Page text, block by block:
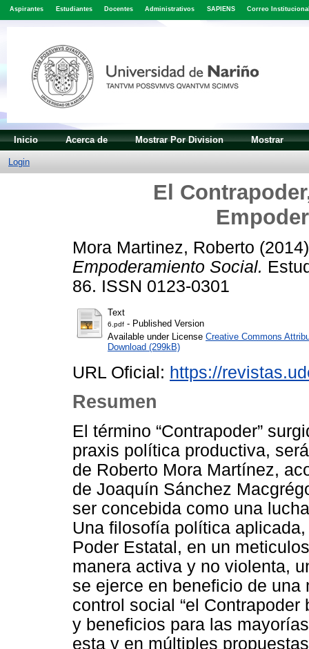
Aspirantes Estudiantes Docentes Administrativos SAPIENS Correo
Inicio Acerca de Mostrar Por Division Mostrar
Login
El
Mora Martinez, Roberto
Empoderamiento Social.
86. ISSN 0123-0301
Text
6.pdf - Published Version
Available under License Creative Commons
Download (299kB)
URL Oficial: https://
Resumen
El término “Contrapoder”
praxis política productiva,
de Roberto Mora Martínez,
de Joaquín Sánchez
ser concebida como una
Una filosofía política
Poder Estatal, en un
manera activa y no violenta,
se ejerce en beneficio de
control social “el
y beneficios para las
esta y en múltiples